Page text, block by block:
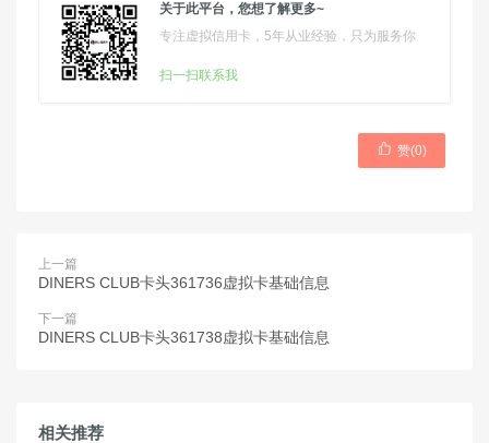
关于此平台，您想了解更多~
专注虚拟信用卡，5年从业经验，只为服务你
扫一扫联系我
 赞(0)
上一篇
DINERS CLUB卡头361736虚拟卡基础信息
下一篇
DINERS CLUB卡头361738虚拟卡基础信息
相关推荐